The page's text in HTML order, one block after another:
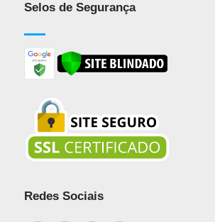
Selos de Segurança
Redes Sociais